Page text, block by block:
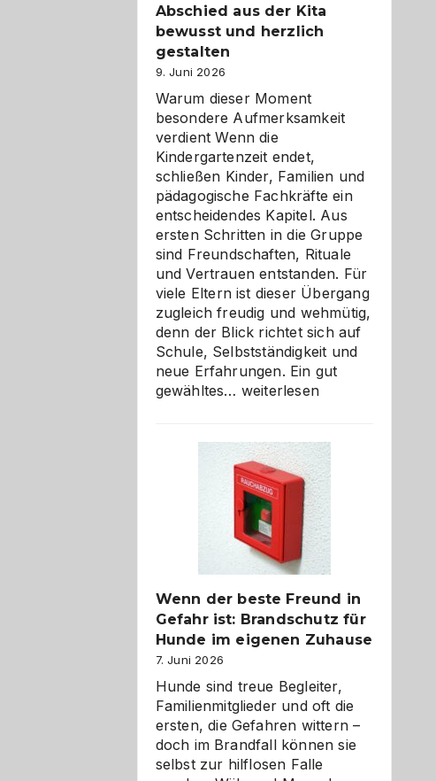
Abschied aus der Kita
bewusst und herzlich
gestalten
9. Juni 2026
Warum dieser Moment
besondere Aufmerksamkeit
verdient Wenn die
Kindergartenzeit endet,
schließen Kinder, Familien und
pädagogische Fachkräfte ein
entscheidendes Kapitel. Aus
ersten Schritten in die Gruppe
sind Freundschaften, Rituale
und Vertrauen entstanden. Für
viele Eltern ist dieser Übergang
zugleich freudig und wehmütig,
denn der Blick richtet sich auf
Schule, Selbstständigkeit und
neue Erfahrungen. Ein gut
gewähltes… Abschied
Kita
bewusst
und
herzlich
gestalten
weiterlesen
Wenn der beste Freund in
Gefahr ist: Brandschutz für
Hunde im eigenen Zuhause
7. Juni 2026
Hunde sind treue Begleiter,
Familienmitglieder und oft die
ersten, die Gefahren wittern –
doch im Brandfall können sie
selbst zur hilflosen Falle